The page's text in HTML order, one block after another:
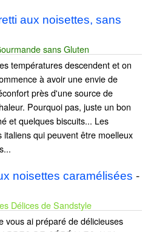
aux noisettes, sans
sans Gluten
températures descendent et on
à avoir une envie de
près d'une source de
Pourquoi pas, juste un bon
et quelques biscuits... Les
qui peuvent être moelleux
noisettes caramélisées -
Délices de Sandstyle
vous ai préparé de délicieuses